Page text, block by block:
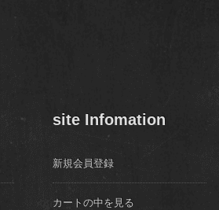
site Infomation
新規会員登録
カートの中を見る